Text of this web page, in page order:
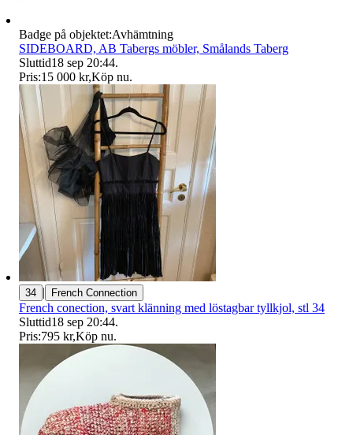
Badge på objektet:Avhämtning
SIDEBOARD, AB Tabergs möbler, Smålands Taberg
Sluttid18 sep 20:44.
Pris:15 000 kr,Köp nu.
34 | French Connection
French conection, svart klänning med löstagbar tyllkjol, stl 34
Sluttid18 sep 20:44.
Pris:795 kr,Köp nu.